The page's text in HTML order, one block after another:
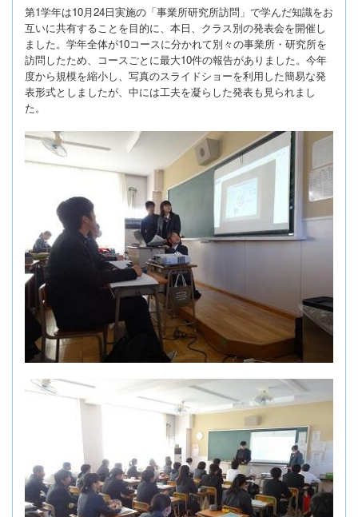
第1学年は10月24日実施の「事業所研究所訪問」で学んだ知識をお
互いに共有することを目的に、本日、クラス別の発表会を開催し
ました。学年全体が10コースに分かれて別々の事業所・研究所を
訪問したため、コースごとに最大10件の報告がありました。今年
度から規模を縮小し、写真のスライドショーを利用した簡易な発
表形式としましたが、中には工夫を凝らした発表も見られまし
た。